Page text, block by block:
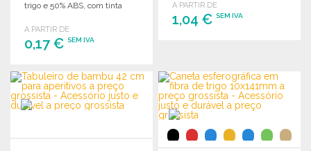
trigo e 50% ABS, com tinta
A PARTIR DE
0,17 € SEM IVA
ENCOMENDAR
Solicitar um orçamento
A PARTIR DE
1,04 €SEM IVA
Solicitar um orçamento